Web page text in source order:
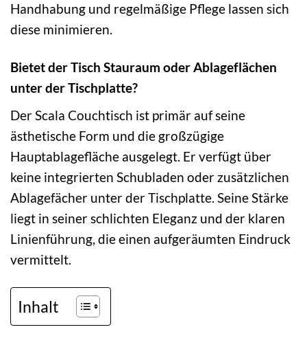
Handhabung und regelmäßige Pflege lassen sich
diese minimieren.
Bietet der Tisch Stauraum oder Ablageflächen
unter der Tischplatte?
Der Scala Couchtisch ist primär auf seine
ästhetische Form und die großzügige
Hauptablagefläche ausgelegt. Er verfügt über
keine integrierten Schubladen oder zusätzlichen
Ablagefächer unter der Tischplatte. Seine Stärke
liegt in seiner schlichten Eleganz und der klaren
Linienführung, die einen aufgeräumten Eindruck
vermittelt.
Inhalt